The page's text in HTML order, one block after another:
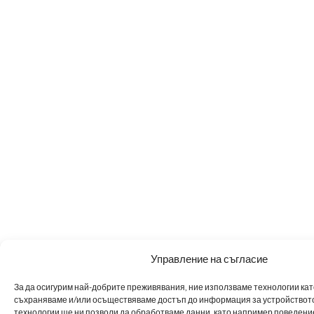
Управление на съгласие
За да осигурим най-добрите преживявания, ние използваме технологии
съхраняваме и/или осъществяваме достъп до информация за